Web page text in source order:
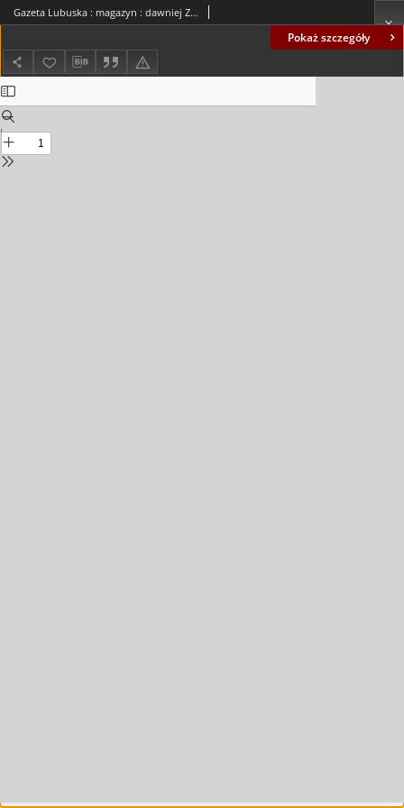
Pokaż szczegóły
Gazeta Lubuska : magazyn : dawniej Zielonogórska-Gorzowska R. XLII [właśc. XLIII], nr 18 (22/23 stycznia 1994). - Wyd. 1